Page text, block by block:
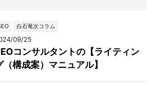
白石竜次コラム
09/25
コンサルタントの【ライティン
（構成案）マニュアル】